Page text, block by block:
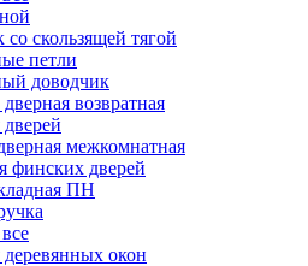
скользящей тягой
петли
доводчик
возвратная
межкомнатная
финских дверей
ПН
окон